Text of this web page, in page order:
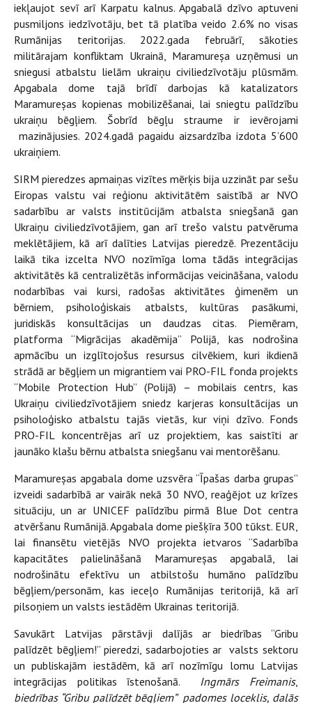
iekļaujot sevī arī Karpatu kalnus. Apgabalā dzīvo aptuveni
pusmiljons iedzīvotāju, bet tā platība veido 2.6% no visas
Rumānijas teritorijas. 2022.gada februārī, sākoties
militārajam konfliktam Ukrainā, Maramureșa uzņēmusi un
sniegusi atbalstu lielām ukraiņu civiliedzīvotāju plūsmām.
Apgabala dome tajā brīdī darbojas kā katalizators
Maramureșas kopienas mobilizēšanai, lai sniegtu palīdzību
ukraiņu bēgļiem. Šobrīd bēgļu straume ir ievērojami
mazinājusies. 2024.gadā pagaidu aizsardzība izdota 5’600
ukraiņiem.
SIRM pieredzes apmaiņas vizītes mērķis bija uzzināt par sešu
Eiropas valstu vai reģionu aktivitātēm saistībā ar NVO
sadarbību ar valsts institūcijām atbalsta sniegšanā gan
Ukraiņu civiliedzīvotājiem, gan arī trešo valstu patvēruma
meklētājiem, kā arī dalīties Latvijas pieredzē. Prezentāciju
laikā tika izcelta NVO nozīmīga loma tādās integrācijas
aktivitātēs kā centralizētās informācijas veicināšana, valodu
nodarbības vai kursi, radošas aktivitātes ģimenēm un
bērniem, psiholoģiskais atbalsts, kultūras pasākumi,
juridiskās konsultācijas un daudzas citas. Piemēram,
platforma “Migrācijas akadēmija” Polijā, kas nodrošina
apmācību un izglītojošus resursus cilvēkiem, kuri ikdienā
strādā ar bēgļiem un migrantiem vai PRO-FIL fonda projekts
“Mobile Protection Hub” (Polijā) – mobilais centrs, kas
Ukraiņu civiliedzīvotājiem sniedz karjeras konsultācijas un
psiholoģisko atbalstu tajās vietās, kur viņi dzīvo. Fonds
PRO-FIL koncentrējas arī uz projektiem, kas saistīti ar
jaunāko klašu bērnu atbalsta sniegšanu vai mentorēšanu.
Maramureșas apgabala dome uzsvēra “Īpašas darba grupas”
izveidi sadarbībā ar vairāk nekā 30 NVO, reaģējot uz krīzes
situāciju, un ar UNICEF palīdzību pirmā Blue Dot centra
atvēršanu Rumānijā. Apgabala dome piešķīra 300 tūkst. EUR,
lai finansētu vietējās NVO projekta ietvaros “Sadarbība
kapacitātes palielināšanā Maramureșas apgabalā, lai
nodrošinātu efektīvu un atbilstošu humāno palīdzību
bēgļiem/personām, kas ieceļo Rumānijas teritorijā, kā arī
pilsoņiem un valsts iestādēm Ukrainas teritorijā.
Savukārt Latvijas pārstāvji dalījās ar biedrības “Gribu
palīdzēt bēgļiem!” pieredzi, sadarbojoties ar valsts sektoru
un publiskajām iestādēm, kā arī nozīmīgu lomu Latvijas
integrācijas politikas īstenošanā. Ingmārs Freimanis,
biedrības “Gribu palīdzēt bēgļiem” padomes loceklis, dalās